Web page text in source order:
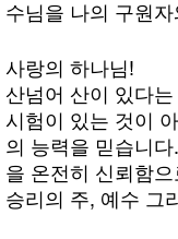
수님을 나의 구원
사랑의 하나님!
산넘어 산이 있다
시험이 있는 것이
의 능력을 믿습니
을 온전히 신뢰함
승리의 주, 예수 그